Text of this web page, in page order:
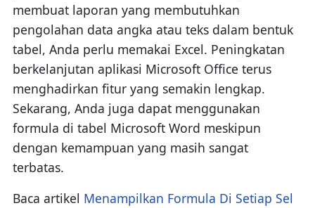
membuat laporan yang membutuhkan
pengolahan data angka atau teks dalam bentuk
tabel, Anda perlu memakai Excel. Peningkatan
berkelanjutan aplikasi Microsoft Office terus
menghadirkan fitur yang semakin lengkap.
Sekarang, Anda juga dapat menggunakan
formula di tabel Microsoft Word meskipun
dengan kemampuan yang masih sangat
terbatas.
Baca artikel Menampilkan Formula Di Setiap Sel